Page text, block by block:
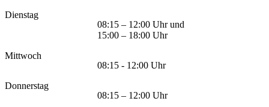
Dienstag
08:15 – 12:00 Uhr und
15:00 – 18:00 Uhr
Mittwoch
08:15 - 12:00 Uhr
Donnerstag
08:15 – 12:00 Uhr